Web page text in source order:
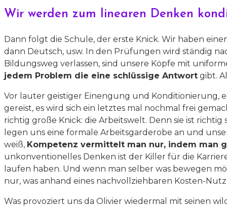
Wir werden zum linearen Denken
Dann folgt die Schule, der erste Knick. Wir haben
dann Deutsch, usw. In den Prüfungen wird ständig
Bildungsweg verlassen, sind unsere Köpfe mit
jedem Problem die eine schlüssige Antwort gibt.
Vor lauter geistiger Einengung und Konditionierung,
gereist, es wird sich ein letztes mal nochmal frei
richtig große Knick: die Arbeitswelt. Denn sie ist
legen uns eine formale Arbeitsgarderobe an und
weiß, Kompetenz vermittelt man nur, indem man
unkonventionelles Denken ist der Killer für die
laufen haben. Und wenn man selber was bewegen
nur, was anhand eines nachvollziehbaren Kosten-
Was provoziert uns da Olivier wiedermal mit seinen